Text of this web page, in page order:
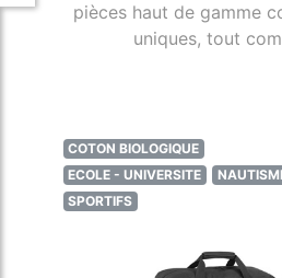
pièces haut de gamme
uniques, tout
COTON BIOLOGIQUE
ECOLE - UNIVERSITE
SPORTIFS